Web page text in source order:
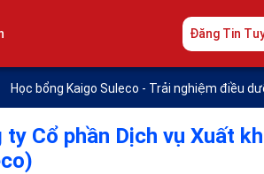
Đăng Tin
Học bổng Kaigo Suleco - Trải nghiệm điều
ty Cổ phần Dịch vụ Xuất